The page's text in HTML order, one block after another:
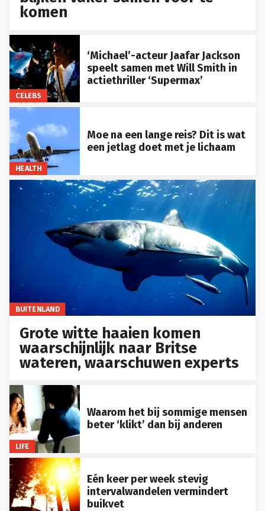
komen
CELEBS
‘Michael’-acteur Jaafar Jackson
speelt samen met Will Smith in
actiethriller ‘Supermax’
HEALTH
Moe na een lange reis? Dit is wat
een jetlag doet met je lichaam
BUITENLAND
Grote witte haaien komen
waarschijnlijk naar Britse
wateren, waarschuwen experts
LIFE
Waarom het bij sommige mensen
beter ‘klikt’ dan bij anderen
Eén keer per week stevig
intervalwandelen vermindert
buikvet